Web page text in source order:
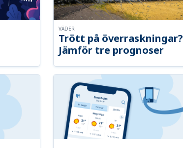
Trött på överraskningar?
Jämför tre prognoser
VÄDER